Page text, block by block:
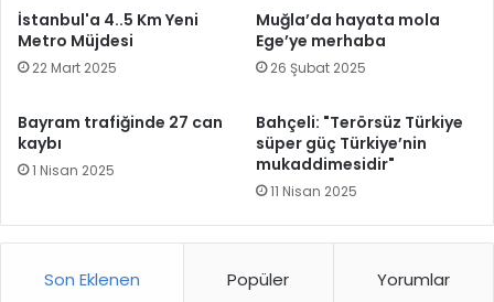
İstanbul'a 4..5 Km Yeni
Metro Müjdesi
22 Mart 2025
Muğla’da hayata mola
Ege’ye merhaba
26 Şubat 2025
Bayram trafiğinde 27 can
kaybı
1 Nisan 2025
Bahçeli: "Terörsüz Türkiye
süper güç Türkiye’nin
mukaddimesidir"
11 Nisan 2025
Son Eklenen Popüler Yorumlar